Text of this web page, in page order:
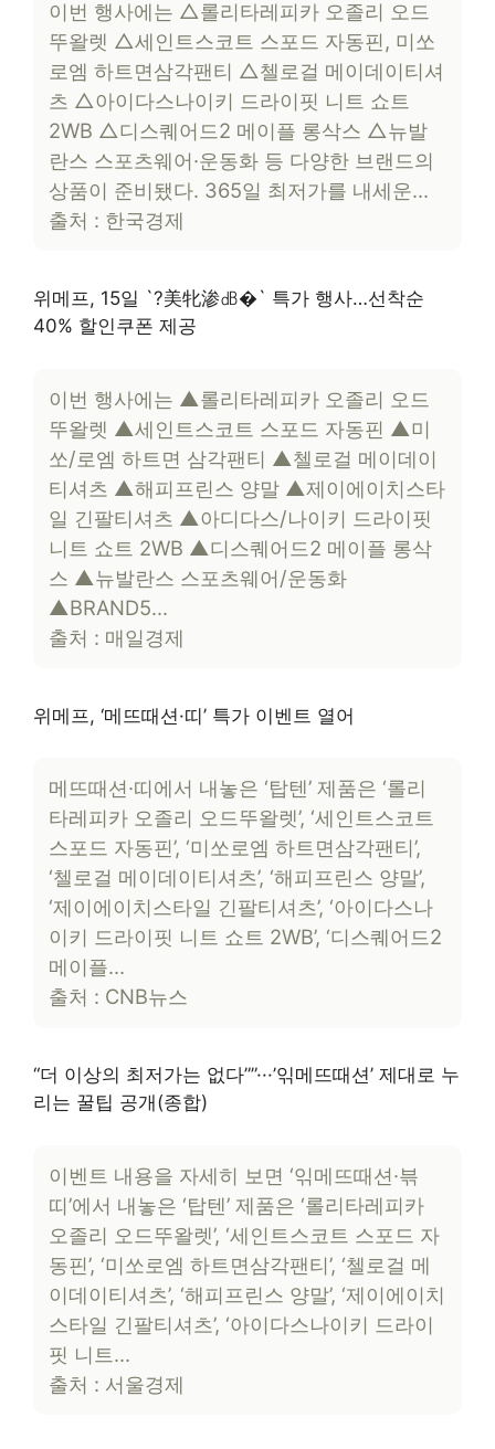
이번 행사에는 △롤리타레피카 오졸리 오드
뚜왈렛 △세인트스코트 스포드 자동핀, 미쏘
로엠 하트면삼각팬티 △첼로걸 메이데이티셔
츠 △아이다스나이키 드라이핏 니트 쇼트
2WB △디스퀘어드2 메이플 롱삭스 △뉴발
란스 스포츠웨어·운동화 등 다양한 브랜드의
상품이 준비됐다. 365일 최저가를 내세운…
출처 : 한국경제
위메프, 15일 `?美牝渗㏈�` 특가 행사…선착순
40% 할인쿠폰 제공
이번 행사에는 ▲롤리타레피카 오졸리 오드
뚜왈렛 ▲세인트스코트 스포드 자동핀 ▲미
쏘/로엠 하트면 삼각팬티 ▲첼로걸 메이데이
티셔츠 ▲해피프린스 양말 ▲제이에이치스타
일 긴팔티셔츠 ▲아디다스/나이키 드라이핏
니트 쇼트 2WB ▲디스퀘어드2 메이플 롱삭
스 ▲뉴발란스 스포츠웨어/운동화
▲BRAND5…
출처 : 매일경제
위메프, ‘메뜨때션·띠’ 특가 이벤트 열어
메뜨때션·띠에서 내놓은 ‘탑텐’ 제품은 ‘롤리
타레피카 오졸리 오드뚜왈렛’, ‘세인트스코트
스포드 자동핀’, ‘미쏘로엠 하트면삼각팬티’,
‘첼로걸 메이데이티셔츠’, ‘해피프린스 양말’,
‘제이에이치스타일 긴팔티셔츠’, ‘아이다스나
이키 드라이핏 니트 쇼트 2WB’, ‘디스퀘어드2
메이플…
출처 : CNB뉴스
“더 이상의 최저가는 없다””···’읶메뜨때션’ 제대로 누
리는 꿀팁 공개(종합)
이벤트 내용을 자세히 보면 ‘읶메뜨때션·븎
띠’에서 내놓은 ‘탑텐’ 제품은 ‘롤리타레피카
오졸리 오드뚜왈렛’, ‘세인트스코트 스포드 자
동핀’, ‘미쏘로엠 하트면삼각팬티’, ‘첼로걸 메
이데이티셔츠’, ‘해피프린스 양말’, ‘제이에이치
스타일 긴팔티셔츠’, ‘아이다스나이키 드라이
핏 니트…
출처 : 서울경제